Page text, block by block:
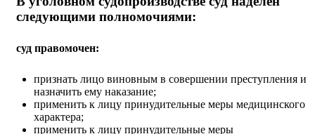
следующими полномочиями:
суд правомочен:
признать лицо виновным в совершении преступления и
назначить ему наказание;
применить к лицу принудительные меры медицинского
характера;
применить к лицу принудительные меры